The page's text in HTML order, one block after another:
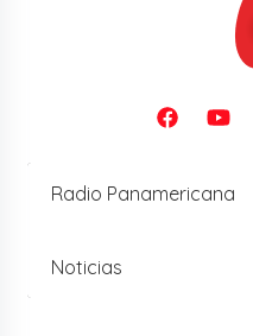
Radio Panamericana
Noticias